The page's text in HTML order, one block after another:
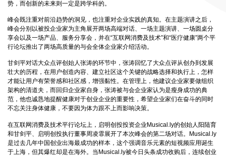
势，而创新的未来则一定是跨学科的。
峰会既注重对前沿趋势的洞见，也注重对企业实践的真知。在主题演讲之后，
峰会分别以被投企业家为主角展开两场高端对话、一场主题演讲、一场圆桌分
享会以及一场产品、服务分享会，并在“互联网消费及技术”和“医疗健康”两个平
行论坛推出了两场高质量的与会全体企业家介绍活动。
甘剑平对话大众点评创始人张涛的环节中，张涛回忆了大众点评从创办到发展
壮大的历程，在用户创造内容、建立社区这个关键的战略选择和执行上，怎样
才能让用户有荣誉感和社区感，增强黏性。在管理上，他建议企业家要做组织
架构的清道夫，而回归企业家自身，张涛被与会企业家认为是瘦身成功的典
范，他也诚恳地提醒健康对于创业企业的重要性，希望企业家们在奋斗的同时
不忘关注身体健康，不要因为体力跟不上而影响决策。
在互联网消费及技术平行论坛上，启明创投投资企业Musical.ly的创始人阳陆育
和甘剑平、启明创投执行董事周凌霏展开了本次峰会的第二场对话。Musical.ly
是过去几年中国创业出海最成功的样本，这个强调音乐元素的短视频应用诞生
于上海，但其爆红却是在海外。当Musical.ly被今日头条成功收购后，连续创业